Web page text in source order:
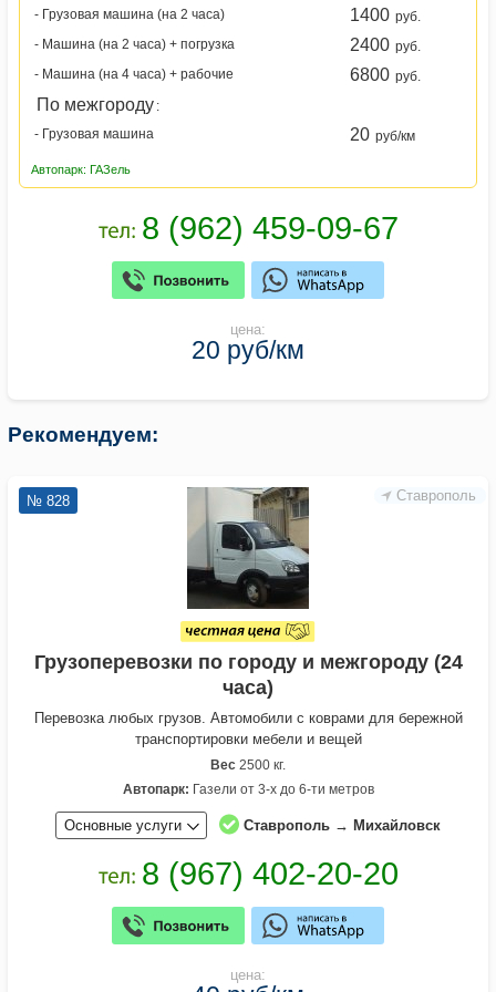
- Грузовая машина (на 2 часа)
1400 руб.
- Машина (на 2 часа) + погрузка
2400 руб.
- Машина (на 4 часа) + рабочие
6800 руб.
По межгороду :
- Грузовая машина
20 руб/км
Автопарк: ГАЗель
цена:
20 руб/км
Рекомендуем:
Ставрополь
№ 828
Грузоперевозки по городу и межгороду (24
часа)
Перевозка любых грузов. Автомобили с коврами для бережной
транспортировки мебели и вещей
Вес 2500 кг.
Автопарк: Газели от 3-х до 6-ти метров
Основные услуги Ставрополь → Михайловск
цена: